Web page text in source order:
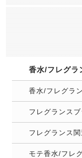
香水/フレグラ
香水/フレグラ
フレグランスブ
フレグランス
モテ香水/フレ